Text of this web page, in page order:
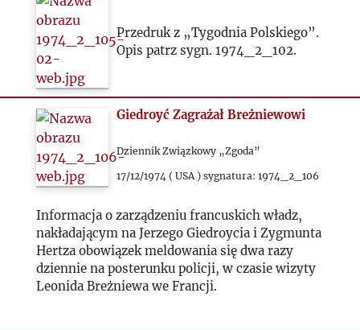
1984
1987
1988
1989
Przedruk z „Tygodnia Polskiego”.
Opis patrz sygn. 1974_2_102.
Giedroyć Zagrażał Breżniewowi
Dziennik Związkowy „Zgoda”
17/12/1974 ( USA ) sygnatura: 1974_2_106
Informacja o zarządzeniu francuskich władz,
nakładającym na Jerzego Giedroycia i Zygmunta
Hertza obowiązek meldowania się dwa razy
dziennie na posterunku policji, w czasie wizyty
Leonida Breżniewa we Francji.